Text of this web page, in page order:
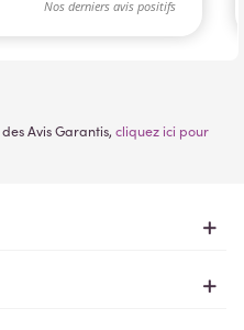
Avis Garantis, cliquez ici pour